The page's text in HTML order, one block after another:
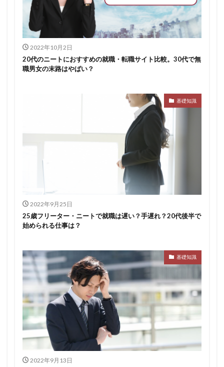
2022年10月2日
20代のニートにおすすめの就職・転職サイト比較。30代で無
職男女の末路はやばい？
基礎知識
2022年9月25日
25歳フリーター・ニートで就職は遅い？手遅れ？20代後半で
始められる仕事は？
基礎知識
2022年9月13日
ネオキャリア
ニート
どんな性格の人
どんな仕事が向いている
とりあえず
どっち
高卒
検索